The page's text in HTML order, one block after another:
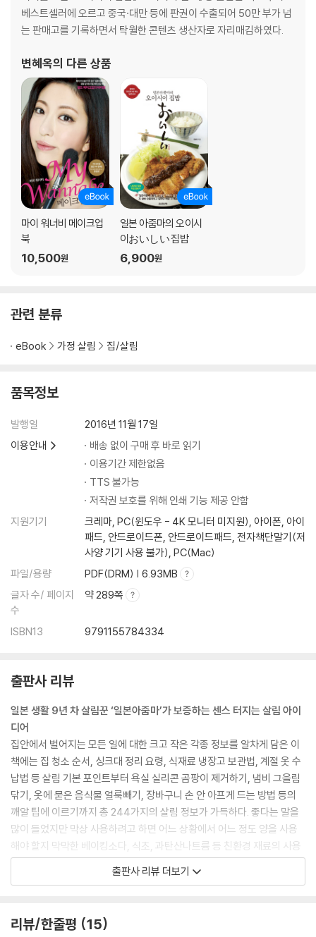
4 게살만 쉽게 빼내는 방법
5 달걀흰자 거품 쉽게 내기
7 고깃국 거품 쉽게 제거하기
8 고등어 비린내 잡기
9 국물 놓치지 않는 조개구이 요령
10 굳은 설탕 되살리기
11 굳은 후추 되살리기
12 그릴에서 구운 생선 깨끗이 떼어내는 방법
13 김밥 깨끗하게 써는 방법
14 온도계 없이 기름 온도 재기
15 간 무의 매운 맛을 조절하는 방법
16 식재료의 농약 씻어내는 방법
17 닭 가슴살 부드럽게 만들기
18 두툼하고 폭신한 핫케이크 만들기
19 간단 손두부 만들기
22 레몬즙 많이 나오게 하는 절단법
24 명란젓 알만 잘 발라내는 방법
27 밥 맛있게 짓는 법
29 비린내 없는 멸치볶음 만들기
30 삶은 달걀 껍질 쉽게 벗기기
31 생새우 껍질 쉽게 벗기기
32 삶은 새우 껍질 벗기기
33 생크림으로 부드러운 버터 만들기
34 숙주와 콩나물 섭취 요령
35 부스러지지 않는 찌개 두부 만들기
36 습기 찬 과자 바삭하게 만들기
37 시간이 지나도 바삭한 튀김 만들기
38 식은 튀김 바삭하게 데우는 방법
39 신 귤 달달하게 만들기
40 실패 없이 조개 해감하기
41 쌀 제대로 보관하기
44 오징어 껍질 쉽게 벗기기
46 인스턴트 커피로 아이스 카푸치노 만들기
47 인스턴트 커피 맛있게 즐기는 법
48 잘 뜯기는 마키용 김 만들기
49 조개관자 떼어내기
50 막 구운 토스트 바삭하게 즐기기
51 튀김옷이 벗겨지지 않게 만드는 법
52 달걀과 밀가루 없이 튀김 만들기
53 폭신폭신한 주먹밥 만들기
54 푸딩으로 만드는 프렌치 토스트
55 플레인 요구르트로 크림치즈 만들기
56 식빵 자투리 활용하기
58 채소 고르는 법 & 보관법
베스트셀러에 오르고 중국·대만 등에 판권이 수출되어 50만 부가 넘
는 판매고를 기록하면서 탁월한 콘텐츠 생산자로 자리매김하였다.
변혜옥의 다른 상품
마이 워너비 메이크업
북
10,500원
일본 아줌마의 오이시
이おいしい 집밥
6,900원
관련 분류
eBook 가정 살림 집/살림
품목정보
발행일
2016년 11월 17일
이용안내
배송 없이 구매 후 바로 읽기
이용기간 제한없음
TTS 불가능
저작권 보호를 위해 인쇄 기능 제공 안함
지원기기
크레마, PC(윈도우 - 4K 모니터 미지원), 아이폰, 아이
패드, 안드로이드폰, 안드로이드패드, 전자책단말기(저
사양 기기 사용 불가), PC(Mac)
파일/용량
PDF(DRM) | 6.93MB
글자 수/ 페이지
수
약 289쪽
ISBN13 9791155784334
출판사 리뷰
일본 생활 9년 차 살림꾼 ‘일본아줌마’가 보증하는 센스 터지는 살림 아이
디어
집안에서 벌어지는 모든 일에 대한 크고 작은 각종 정보를 알차게 담은 이
책에는 집 청소 순서, 싱크대 정리 요령, 식재료 냉장고 보관법, 계절 옷 수
납법 등 살림 기본 포인트부터 욕실 실리콘 곰팡이 제거하기, 냄비 그을림
닦기, 옷에 묻은 음식물 얼룩빼기, 장바구니 손 안 아프게 드는 방법 등의
깨알 팁에 이르기까지 총 244가지의 살림 정보가 가득하다. 좋다는 말을
많이 들었지만 막상 사용하려고 하면 어느 상황에서 어느 정도 양을 사용
해야 할지 막막한 베이킹소다, 식초, 과탄산나트륨 등 친환경 재료의 사용
법, 모아서 버리기 바쁜 재활용품을 200% 다시 사용하는 방법, 따로 도구
나 제품을 구입하지 않고 집에 있는 재료들을 이용해 청소·수납을 해결하
출판사 리뷰 더보기
리뷰/한줄평 15